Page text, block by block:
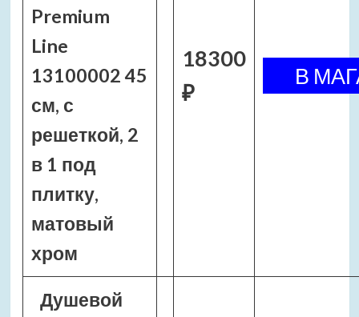
Premium
Line
13100002 45
см, с
решеткой, 2
в 1 под
плитку,
матовый
хром
18300
₽
Душевой